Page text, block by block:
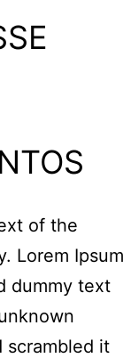
of the
Lorem Ipsum
dummy text
scrambled it